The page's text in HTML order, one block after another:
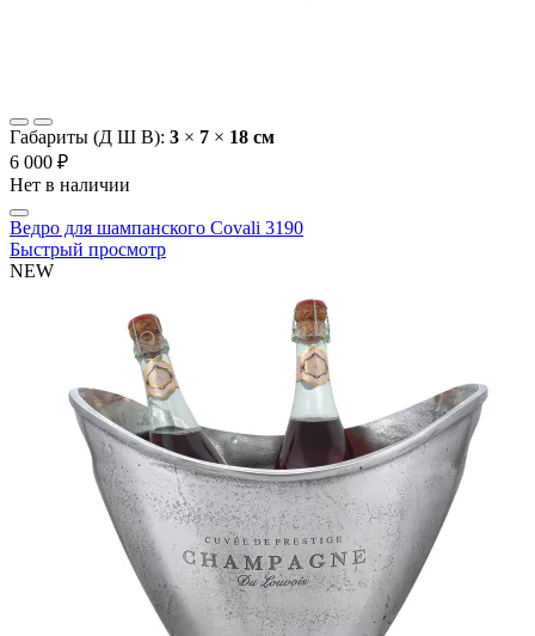
Габариты (Д Ш В): 3 × 7 × 18 cм
6 000 ₽
Нет в наличии
Ведро для шампанского Covali 3190
Быстрый просмотр
NEW